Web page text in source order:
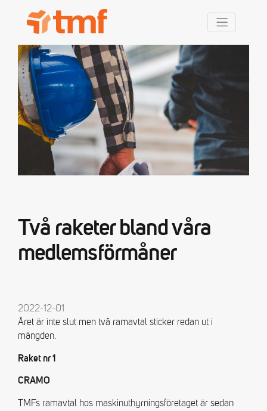
Två raketer bland våra
medlemsförmåner
2022-12-01
Året är inte slut men två ramavtal sticker redan ut i
mängden.
Raket nr 1
CRAMO
TMFs ramavtal hos maskinuthyrningsföretaget är sedan